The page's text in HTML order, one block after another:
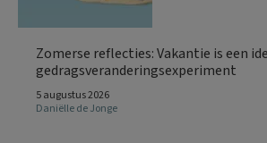
Zomerse reflecties: Vakantie is een
gedragsveranderingsexperiment
5 augustus 2026
Daniëlle de Jonge